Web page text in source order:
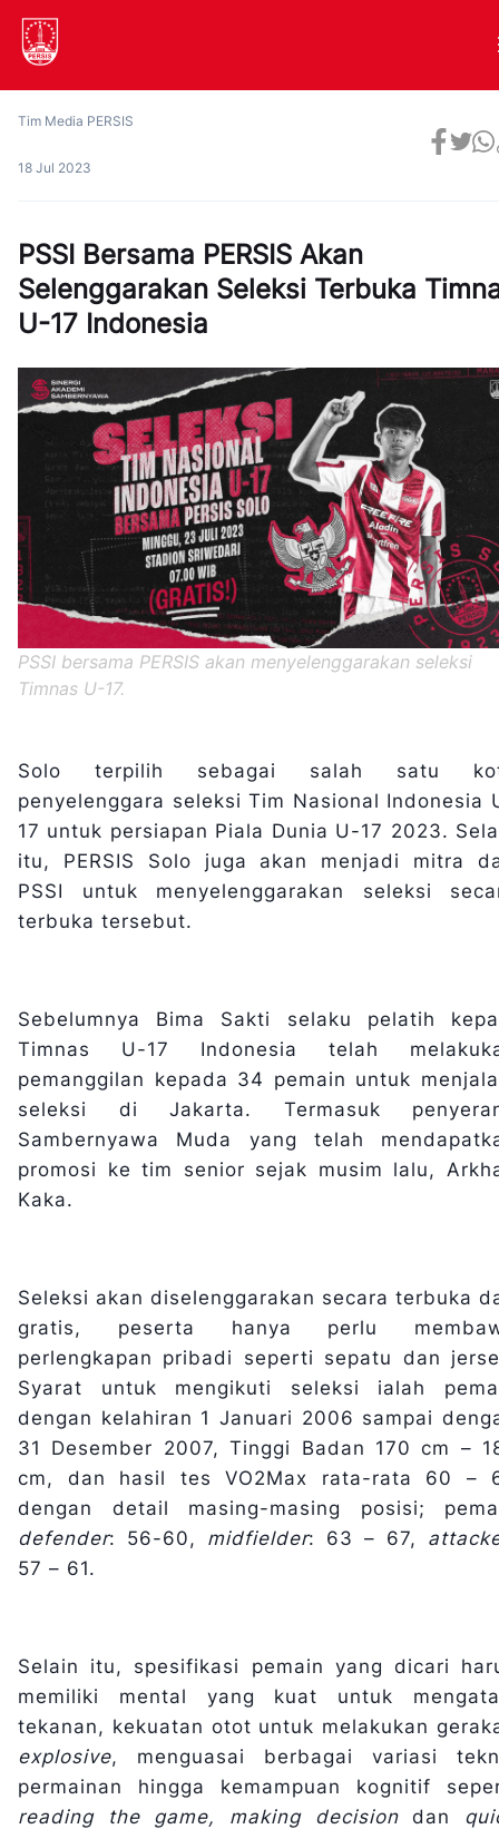
Tim Media PERSIS
18 Jul 2023
PSSI Bersama PERSIS Akan
Selenggarakan Seleksi Terbuka
U-17 Indonesia
PSSI bersama PERSIS akan menyelenggarakan seleksi
Timnas U-17.
Solo terpilih sebagai salah satu
penyelenggara seleksi Tim Nasional Indonesia
17 untuk persiapan Piala Dunia U-17 2023.
itu, PERSIS Solo juga akan menjadi mitra
PSSI untuk menyelenggarakan seleksi
terbuka tersebut.
Sebelumnya Bima Sakti selaku pelatih
Timnas U-17 Indonesia telah
pemanggilan kepada 34 pemain untuk
seleksi di Jakarta. Termasuk
Sambernyawa Muda yang telah
promosi ke tim senior sejak musim lalu,
Kaka.
Seleksi akan diselenggarakan secara terbuka
gratis, peserta hanya perlu
perlengkapan pribadi seperti sepatu dan
Syarat untuk mengikuti seleksi ialah
dengan kelahiran 1 Januari 2006 sampai
31 Desember 2007, Tinggi Badan 170 cm –
cm, dan hasil tes VO2Max rata-rata 60 –
dengan detail masing-masing posisi;
defender: 56-60, midfielder: 63 – 67,
57 – 61.
Selain itu, spesifikasi pemain yang dicari
memiliki mental yang kuat untuk
tekanan, kekuatan otot untuk melakukan
explosive, menguasai berbagai variasi
permainan hingga kemampuan kognitif
reading the game, making decisiondan